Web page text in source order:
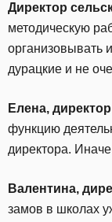
Директор
методическую
организовывать
дурацкие и не
Елена,
функцию
директора.
Валентина,
замов в школах